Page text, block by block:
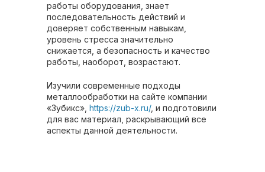
работы оборудования, знает
последовательность действий и
доверяет собственным навыкам,
уровень стресса значительно
снижается, а безопасность и качество
работы, наоборот, возрастают.
Изучили современные подходы
металлообработки на сайте компании
«Зубикс», https://zub-x.ru/, и подготовили
для вас материал, раскрывающий все
аспекты данной деятельности.